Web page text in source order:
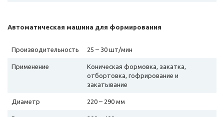
Автоматическая машина для формирования
Производительность 25 – 30 шт/мин
Применение
Коническая формовка, закатка,
отбортовка, гофрирование и
закатывание
Диаметр 220 – 290 мм